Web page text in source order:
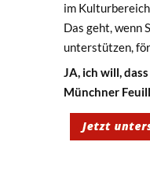
im
Das geht, wenn
unterstützen,
JA, ich will,
Münchner